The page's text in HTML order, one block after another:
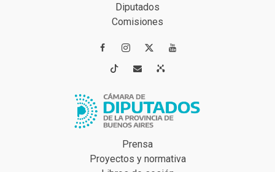
Diputados
Comisiones
 
 
Prensa
Proyectos y normativa